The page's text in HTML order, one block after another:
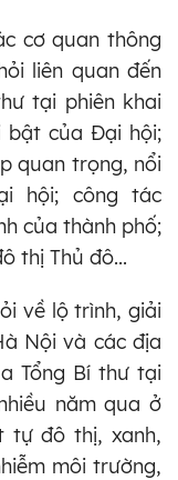
cơ quan thông
liên quan đến
tại phiên khai
bật của Đại hội;
quan trọng, nổi
hội; công tác
của thành phố;
thị Thủ đô...
về lộ trình, giải
Nội và các địa
Tổng Bí thư tại
năm qua ở
tự đô thị, xanh,
môi trường,